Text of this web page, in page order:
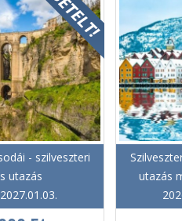
- szilveszteri
utazás
utazás